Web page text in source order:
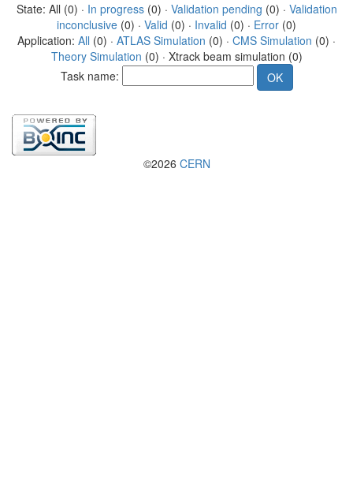
State: All (0) · In progress(0) · Validation pending (0) · Validation
inconclusive (0) · Valid (0) · Invalid (0) · Error (0)
Application: All (0) · ATLAS Simulation (0) · CMS Simulation (0) ·
Theory Simulation (0) · Xtrack beam simulation (0)
Task name:
©2026 CERN